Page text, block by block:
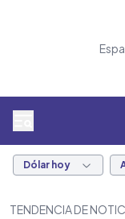
Dólar hoy
TENDENCIA DE